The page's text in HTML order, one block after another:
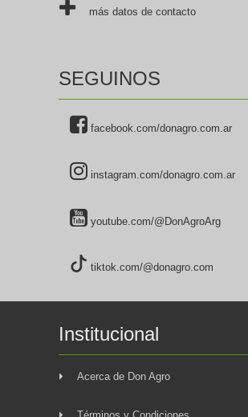
más datos de contacto
SEGUINOS
facebook.com/donagro.com.ar
instagram.com/donagro.com.ar
youtube.com/@DonAgroArg
tiktok.com/@donagro.com
Institucional
Acerca de Don Agro